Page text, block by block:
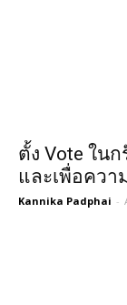
ตั้ง Vote ใน
และเพื่อควา
Kannika Padphai -